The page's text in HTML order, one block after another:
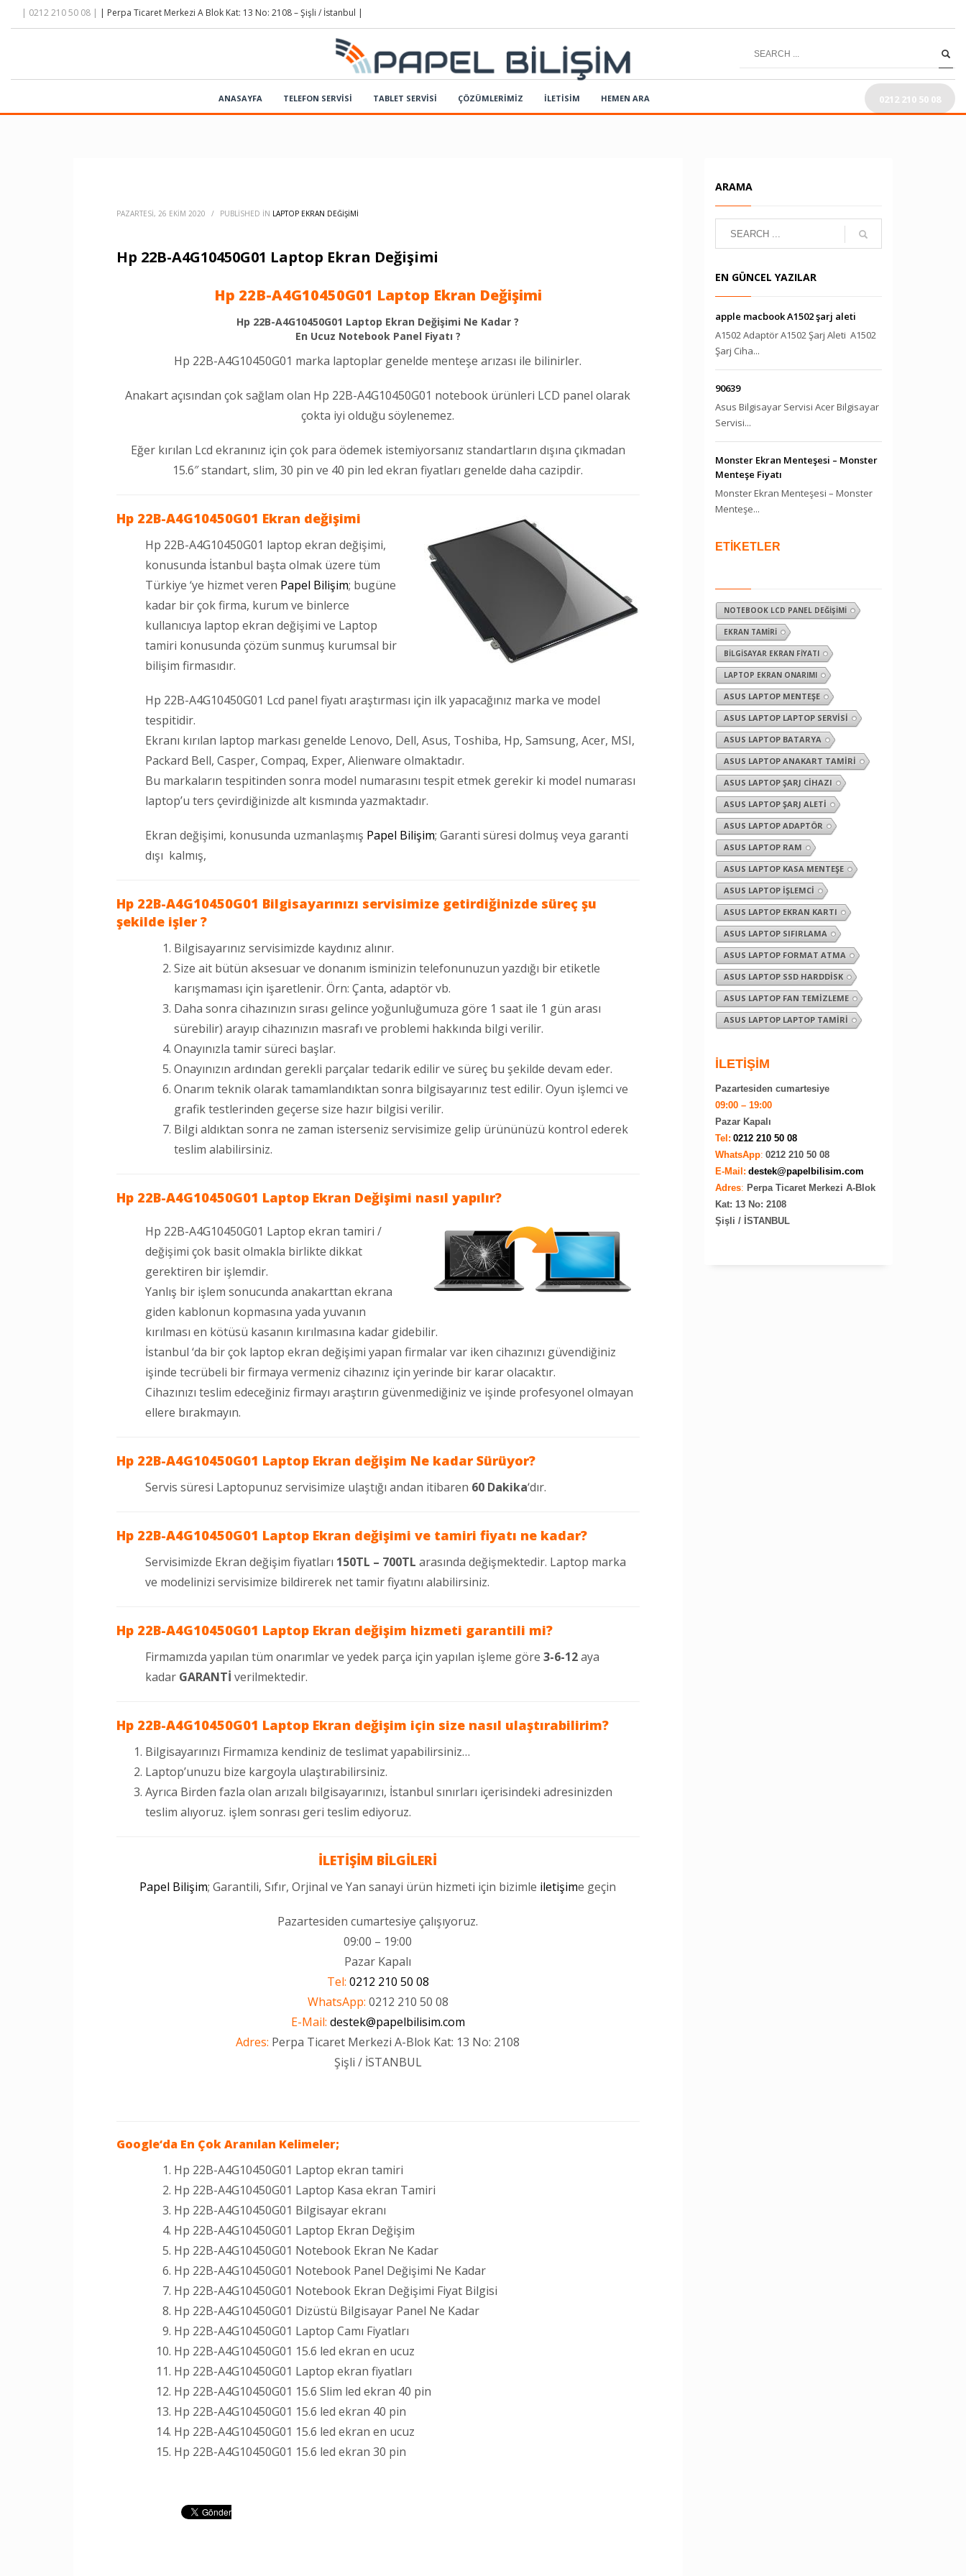
| 0212 210 50 08 | | Perpa Ticaret Merkezi A Blok Kat: 13 No: 2108 – Şişli / İstanbul |
ANASAYFA TELEFON SERVİSİ TABLET SERVİSİ ÇÖZÜMLERIMIZ İLETİSİM HEMEN ARA 0212 210 50 08
PAZARTESI, 26 EKIM 2020 / PUBLISHED IN LAPTOP EKRAN DEĞIŞIMI
Hp 22B-A4G10450G01 Laptop Ekran Değişimi
Hp 22B-A4G10450G01 Laptop Ekran Değişimi
Hp 22B-A4G10450G01 Laptop Ekran Değişimi Ne Kadar ?
En Ucuz Notebook Panel Fiyatı ?
Hp 22B-A4G10450G01 marka laptoplar genelde menteşe arızası ile bilinirler.
Anakart açısından çok sağlam olan Hp 22B-A4G10450G01 notebook ürünleri LCD panel olarak
çokta iyi olduğu söylenemez.
Eğer kırılan Lcd ekranınız için çok para ödemek istemiyorsanız standartların dışına çıkmadan
15.6″ standart, slim, 30 pin ve 40 pin led ekran fiyatları genelde daha cazipdir.
Hp 22B-A4G10450G01 Ekran değişimi
Hp 22B-A4G10450G01 laptop ekran değişimi,
konusunda İstanbul başta olmak üzere tüm
Türkiye ‘ye hizmet veren Papel Bilişim; bugüne
kadar bir çok firma, kurum ve binlerce
kullanıcıya laptop ekran değişimi ve Laptop
tamiri konusunda çözüm sunmuş kurumsal bir
bilişim firmasıdır.
Hp 22B-A4G10450G01 Lcd panel fiyatı araştırması için ilk yapacağınız marka ve model
tespitidir.
Ekranı kırılan laptop markası genelde Lenovo, Dell, Asus, Toshiba, Hp, Samsung, Acer, MSI,
Packard Bell, Casper, Compaq, Exper, Alienware olmaktadır.
Bu markaların tespitinden sonra model numarasını tespit etmek gerekir ki model numarası
laptop’u ters çevirdiğinizde alt kısmında yazmaktadır.
Ekran değişimi, konusunda uzmanlaşmış Papel Bilişim; Garanti süresi dolmuş veya garanti
dışı kalmış,
Hp 22B-A4G10450G01 Bilgisayarınızı servisimize getirdiğinizde süreç şu
şekilde işler ?
Bilgisayarınız servisimizde kaydınız alınır.
Size ait bütün aksesuar ve donanım isminizin telefonunuzun yazdığı bir etiketle
karışmaması için işaretlenir. Örn: Çanta, adaptör vb.
Daha sonra cihazınızın sırası gelince yoğunluğumuza göre 1 saat ile 1 gün arası
sürebilir) arayıp cihazınızın masrafı ve problemi hakkında bilgi verilir.
Onayınızla tamir süreci başlar.
Onayınızın ardından gerekli parçalar tedarik edilir ve süreç bu şekilde devam eder.
Onarım teknik olarak tamamlandıktan sonra bilgisayarınız test edilir. Oyun işlemci ve
grafik testlerinden geçerse size hazır bilgisi verilir.
Bilgi aldıktan sonra ne zaman isterseniz servisimize gelip ürününüzü kontrol ederek
teslim alabilirsiniz.
Hp 22B-A4G10450G01 Laptop Ekran Değişimi nasıl yapılır?
Hp 22B-A4G10450G01 Laptop ekran tamiri /
değişimi çok basit olmakla birlikte dikkat
gerektiren bir işlemdir.
Yanlış bir işlem sonucunda anakarttan ekrana
giden kablonun kopmasına yada yuvanın
kırılması en kötüsü kasanın kırılmasına kadar gidebilir.
İstanbul ‘da bir çok laptop ekran değişimi yapan firmalar var iken cihazınızı güvendiğiniz
işinde tecrübeli bir firmaya vermeniz cihazınız için yerinde bir karar olacaktır.
Cihazınızı teslim edeceğiniz firmayı araştırın güvenmediğiniz ve işinde profesyonel olmayan
ellere bırakmayın.
Hp 22B-A4G10450G01 Laptop Ekran değişim Ne kadar Sürüyor?
Servis süresi Laptopunuz servisimize ulaştığı andan itibaren 60 Dakika‘dır.
Hp 22B-A4G10450G01 Laptop Ekran değişimi ve tamiri fiyatı ne kadar?
Servisimizde Ekran değişim fiyatları 150TL – 700TL arasında değişmektedir. Laptop marka
ve modelinizi servisimize bildirerek net tamir fiyatını alabilirsiniz.
Hp 22B-A4G10450G01 Laptop Ekran değişim hizmeti garantili mi?
Firmamızda yapılan tüm onarımlar ve yedek parça için yapılan işleme göre 3-6-12aya
kadar GARANTİ verilmektedir.
Hp 22B-A4G10450G01 Laptop Ekran değişim için size nasıl ulaştırabilirim?
Bilgisayarınızı Firmamıza kendiniz de teslimat yapabilirsiniz…
Laptop’unuzu bize kargoyla ulaştırabilirsiniz.
Ayrıca Birden fazla olan arızalı bilgisayarınızı, İstanbul sınırları içerisindeki adresinizden
teslim alıyoruz. işlem sonrası geri teslim ediyoruz.
İLETİŞİM BİLGİLERİ
Papel Bilişim; Garantili, Sıfır, Orjinal ve Yan sanayi ürün hizmeti için bizimle iletişime geçin
Pazartesiden cumartesiye çalışıyoruz.
09:00 – 19:00
Pazar Kapalı
Tel: 0212 210 50 08
WhatsApp: 0212 210 50 08
E-Mail: destek@papelbilisim.com
Adres: Perpa Ticaret Merkezi A-Blok Kat: 13 No: 2108
Şişli / İSTANBUL
Google‘da En Çok Aranılan Kelimeler;
Hp 22B-A4G10450G01 Laptop ekran tamiri
Hp 22B-A4G10450G01 Laptop Kasa ekran Tamiri
Hp 22B-A4G10450G01 Bilgisayar ekranı
Hp 22B-A4G10450G01 Laptop Ekran Değişim
Hp 22B-A4G10450G01 Notebook Ekran Ne Kadar
Hp 22B-A4G10450G01 Notebook Panel Değişimi Ne Kadar
Hp 22B-A4G10450G01 Notebook Ekran Değişimi Fiyat Bilgisi
Hp 22B-A4G10450G01 Dizüstü Bilgisayar Panel Ne Kadar
Hp 22B-A4G10450G01 Laptop Camı Fiyatları
Hp 22B-A4G10450G01 15.6 led ekran en ucuz
Hp 22B-A4G10450G01 Laptop ekran fiyatları
Hp 22B-A4G10450G01 15.6 Slim led ekran 40 pin
Hp 22B-A4G10450G01 15.6 led ekran 40 pin
Hp 22B-A4G10450G01 15.6 led ekran en ucuz
Hp 22B-A4G10450G01 15.6 led ekran 30 pin
ARAMA
EN GÜNCEL YAZILAR
apple macbook A1502 şarj aleti
A1502 Adaptör A1502 Şarj Aleti A1502
Şarj Ciha...
90639
Asus Bilgisayar Servisi Acer Bilgisayar
Servisi...
Monster Ekran Menteşesi – Monster
Menteşe Fiyatı
Monster Ekran Menteşesi – Monster
Menteşe...
ETİKETLER
NOTEBOOK LCD PANEL DEĞIŞIMI
EKRAN TAMIRI
BILGISAYAR EKRAN FIYATI
LAPTOP EKRAN ONARIMI
ASUS LAPTOP MENTEŞE
ASUS LAPTOP LAPTOP SERVISI
ASUS LAPTOP BATARYA
ASUS LAPTOP ANAKART TAMIRI
ASUS LAPTOP ŞARJ CIHAZI
ASUS LAPTOP ŞARJ ALETI
ASUS LAPTOP ADAPTÖR
ASUS LAPTOP RAM
ASUS LAPTOP KASA MENTEŞE
ASUS LAPTOP İŞLEMCI
ASUS LAPTOP EKRAN KARTI
ASUS LAPTOP SIFIRLAMA
ASUS LAPTOP FORMAT ATMA
ASUS LAPTOP SSD HARDDISK
ASUS LAPTOP FAN TEMIZLEME
ASUS LAPTOP LAPTOP TAMIRI
İLETİŞİM
Pazartesiden cumartesiye
09:00 – 19:00
Pazar Kapalı
Tel: 0212 210 50 08
WhatsApp: 0212 210 50 08
E-Mail: destek@papelbilisim.com
Adres: Perpa Ticaret Merkezi A-Blok
Kat: 13 No: 2108
Şişli / İSTANBUL